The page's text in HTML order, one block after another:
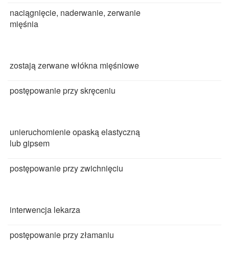
naciągnięcie, naderwanie, zerwanie
mięśnia
zostają zerwane włókna mięśniowe
postępowanie przy skręceniu
unieruchomienie opaską elastyczną
lub gipsem
postępowanie przy zwichnięciu
interwencja lekarza
postępowanie przy złamaniu